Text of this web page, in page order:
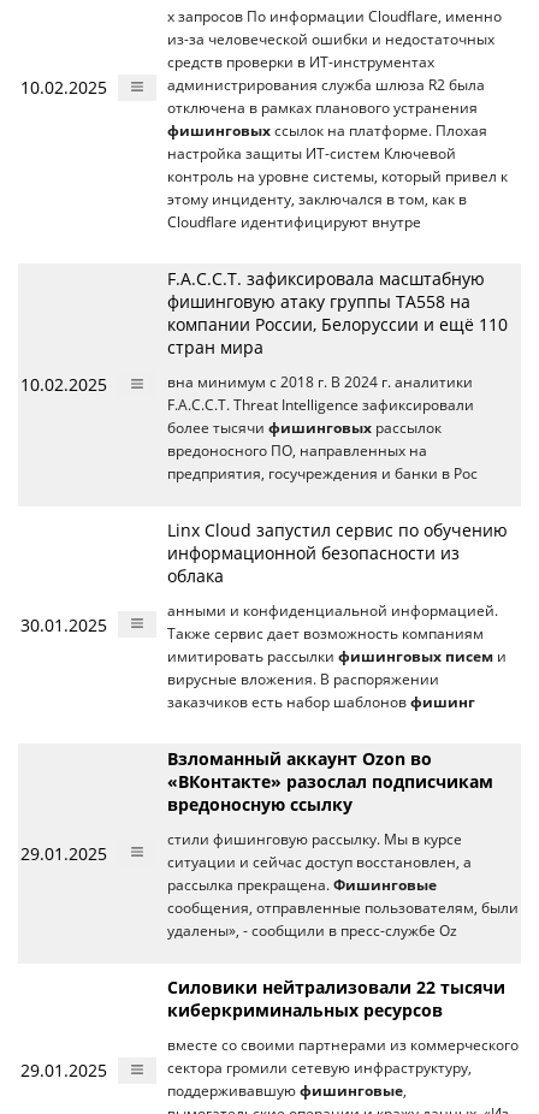
10.02.2025
х запросов По информации Cloudflare, именно
из-за человеческой ошибки и недостаточных
средств проверки в ИТ-инструментах
администрирования служба шлюза R2 была
отключена в рамках планового устранения
фишинговых ссылок на платформе. Плохая
настройка защиты ИТ-систем Ключевой
контроль на уровне системы, который привел к
этому инциденту, заключался в том, как в
Cloudflare идентифицируют внутре
10.02.2025
F.A.C.C.T. зафиксировала масштабную
фишинговую атаку группы ТА558 на
компании России, Белоруссии и ещё 110
стран мира
вна минимум с 2018 г. В 2024 г. аналитики
F.A.C.C.T. Threat Intelligence зафиксировали
более тысячи фишинговых рассылок
вредоносного ПО, направленных на
предприятия, госучреждения и банки в Рос
30.01.2025
Linx Cloud запустил сервис по обучению
информационной безопасности из
облака
анными и конфиденциальной информацией.
Также сервис дает возможность компаниям
имитировать рассылки фишинговых писем и
вирусные вложения. В распоряжении
заказчиков есть набор шаблонов фишинг
29.01.2025
Взломанный аккаунт Ozon во
«ВКонтакте» разослал подписчикам
вредоносную ссылку
стили фишинговую рассылку. Мы в курсе
ситуации и сейчас доступ восстановлен, а
рассылка прекращена. Фишинговые
сообщения, отправленные пользователям, были
удалены», - сообщили в пресс-службе Oz
29.01.2025
Силовики нейтрализовали 22 тысячи
киберкриминальных ресурсов
вместе со своими партнерами из коммерческого
сектора громили сетевую инфраструктуру,
поддерживавшую фишинговые